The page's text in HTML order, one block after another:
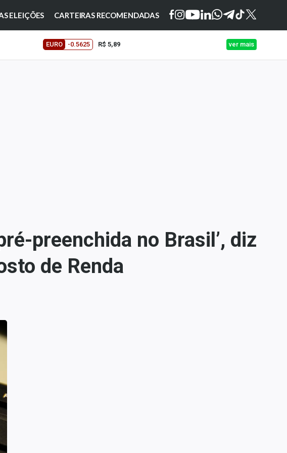
ELEIÇÕES CARTEIRAS RECOMENDADAS
EURO -0.5625 R$ 5,89 ver mais
preenchida no Brasil’, diz
de Renda